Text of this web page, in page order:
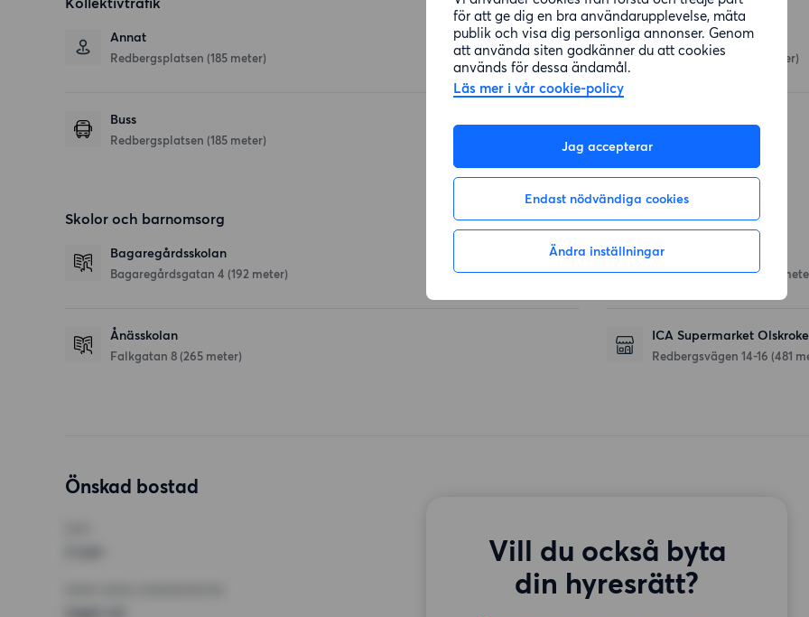
för att ge dig en bra användarupplevelse, mäta
publik och visa dig personliga annonser. Genom
att använda siten godkänner du att cookies
används för dessa ändamål.
Läs mer i vår cookie-policy
Jag accepterar
Endast nödvändiga cookies
Ändra inställningar
Annat
Redbergsplatsen (185 meter)
Buss
Redbergsplatsen (185 meter)
Hwa Yuan
Kungälvsgatan (187 meter)
Skolor och barnomsorg
Bagaregårdsskolan
Bagaregårdsgatan 4 (192 meter)
Ånässkolan
Falkgatan 8 (265 meter)
Affärer
Lidl
Redbergsvägen 42(331
ICA Supermarket
Redbergsvägen 14-16 (481
Önskad bostad
Vill du också byta
din hyresrätt?